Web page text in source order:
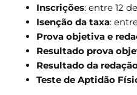
Inscrições: entre 12
Isenção da taxa:
Prova objetiva e
Resultado prova
Resultado da
Teste de Aptidão